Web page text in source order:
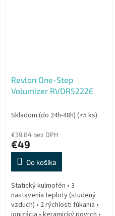
Revlon One-Step
Volumizer RVDR5222E
Skladom (do 24h-48h) (>5 ks)
€39,84 bez DPH
€49
Do košíka
Statický kulmofén • 3
nastavenia teploty (studený
vzduch) • 2 rýchlosti fúkania •